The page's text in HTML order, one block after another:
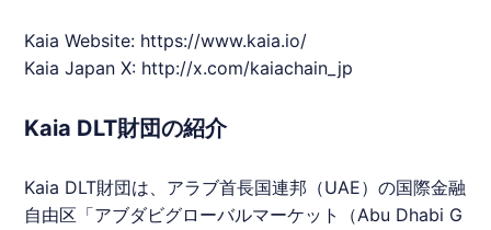
Kaia Website: https://www.kaia.io/
Kaia Japan X: http://x.com/kaiachain_jp
Kaia DLT財団の紹介
Kaia DLT財団は、アラブ首長国連邦（UAE）の国際金融
自由区「アブダビグローバルマーケット（Abu Dhabi G